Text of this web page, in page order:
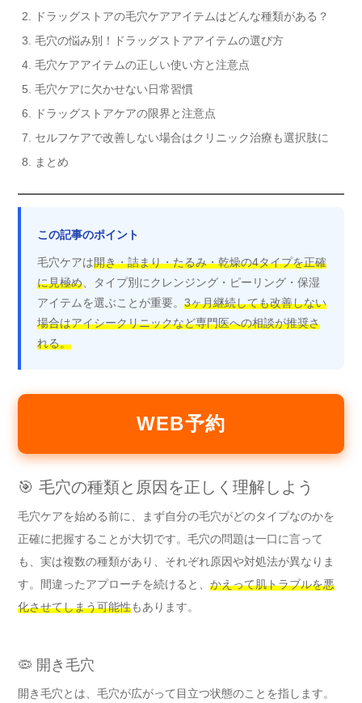
ドラッグストアの毛穴ケアアイテムはどんな種類がある？
毛穴の悩み別！ドラッグストアアイテムの選び方
毛穴ケアアイテムの正しい使い方と注意点
毛穴ケアに欠かせない日常習慣
ドラッグストアケアの限界と注意点
セルフケアで改善しない場合はクリニック治療も選択肢に
まとめ
この記事のポイント
毛穴ケアは開き・詰まり・たるみ・乾燥の4タイプを正確
に見極め、タイプ別にクレンジング・ピーリング・保湿
アイテムを選ぶことが重要。 3ヶ月継続しても改善しない
場合はアイシークリニックなど専門医への相談が推奨さ
れる。
WEB予約
🎯 毛穴の種類と原因を正しく理解しよう
毛穴ケアを始める前に、まず自分の毛穴がどのタイプなのかを
正確に把握することが大切です。毛穴の問題は一口に言って
も、実は複数の種類があり、それぞれ原因や対処法が異なりま
す。間違ったアプローチを続けると、 かえって肌トラブルを悪
化させてしまう可能性もあります。
🦠 開き毛穴
開き毛穴とは、毛穴が広がって目立つ状態のことを指します。